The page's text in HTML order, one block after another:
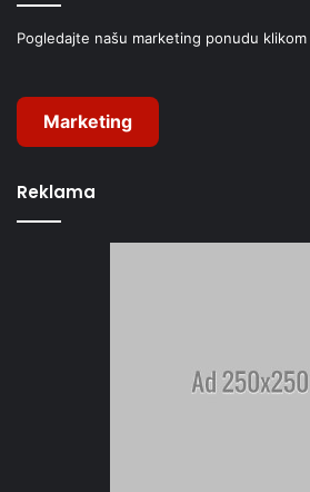
Pogledajte našu marketing ponudu
Marketing
Reklama